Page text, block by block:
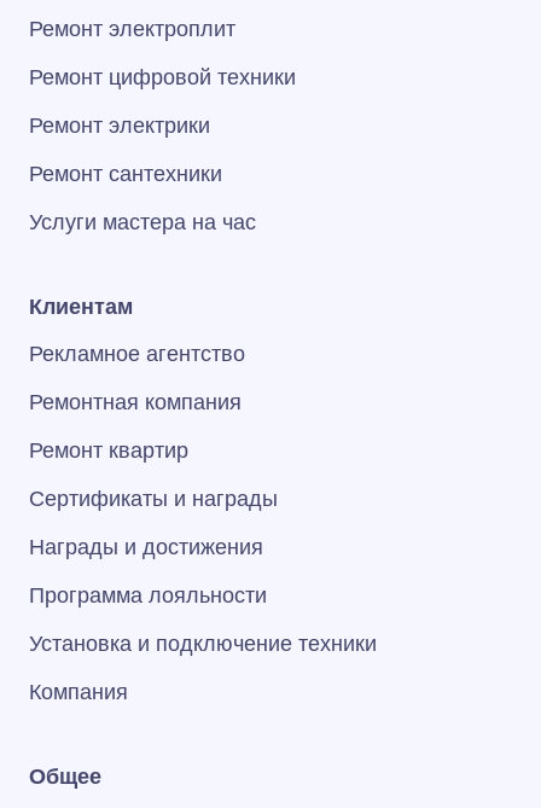
Ремонт электроплит
Ремонт цифровой техники
Ремонт электрики
Ремонт сантехники
Услуги мастера на час
Клиентам
Рекламное агентство
Ремонтная компания
Ремонт квартир
Сертификаты и награды
Награды и достижения
Программа лояльности
Установка и подключение техники
Компания
Общее